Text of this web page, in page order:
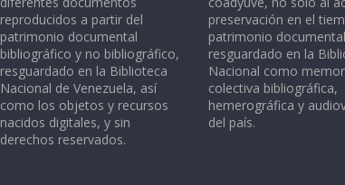
reproducidos a partir del
patrimonio documental
bibliográfico y no bibliográfico,
resguardado en la Biblioteca
Nacional de Venezuela, así
como los objetos y recursos
nacidos digitales, y sin
derechos reservados.
preservación en el
patrimonio documental
resguardado en la
Nacional como
colectiva bibliográfica,
hemerográfica y
del país.